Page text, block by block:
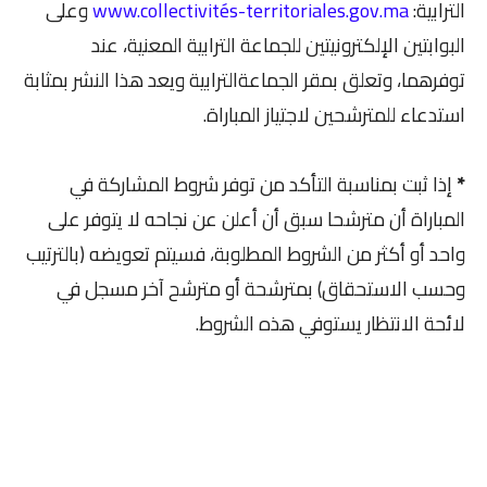
الترابية:www.collectivités-territoriales.gov.maوعلى
البوابتين الإلكترونيتين للجماعة الترابية المعنية، عند
توفرهما، وتعلق بمقر الجماعةالترابية ويعد هذا النشر بمثابة
استدعاء للمترشحين لاجتياز المباراة.
*إذا ثبت بمناسبة التأكد من توفر شروط المشاركة في
المباراة أن مترشحا سبق أن أعلن عن نجاحه لا يتوفر على
واحد أو أكثر من الشروط المطلوبة، فسيتم تعويضه (بالترتيب
وحسب الاستحقاق) بمترشحة أو مترشح آخر مسجل في
لائحة الانتظار يستوفي هذه الشروط.